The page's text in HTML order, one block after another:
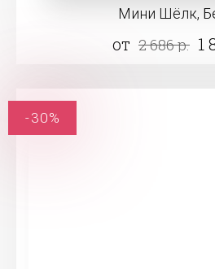
Мини Шёлк,
от 2 686 р. 1
-30%